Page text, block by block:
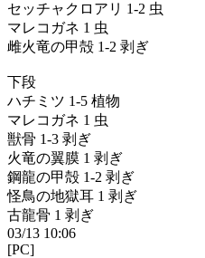
セッチャクロアリ 1-2 虫
マレコガネ 1 虫
雌火竜の甲殻 1-2 剥ぎ
下段
ハチミツ 1-5 植物
マレコガネ 1 虫
獣骨 1-3 剥ぎ
火竜の翼膜 1 剥ぎ
鋼龍の甲殻 1-2 剥ぎ
怪鳥の地獄耳 1 剥ぎ
古龍骨 1 剥ぎ
03/13 10:06
[PC]